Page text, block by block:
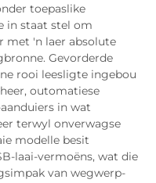
toepaslike
in staat stel om
met 'n laer absolute
Gevorderde
rooi leesligte ingebou
outomatiese
in wat
terwyl onverwagse
modelle besit
laai-vermoëns, wat die
van wegwerp-